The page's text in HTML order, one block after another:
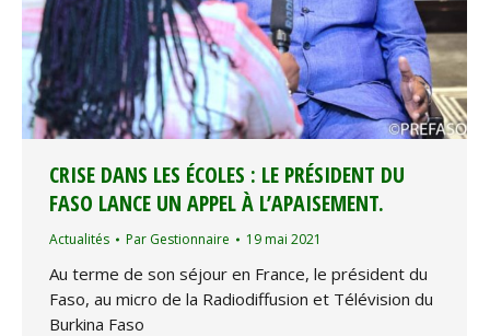
CRISE DANS LES ÉCOLES : LE PRÉSIDENT DU
FASO LANCE UN APPEL À L’APAISEMENT.
Actualités Par Gestionnaire 19 mai 2021
Au terme de son séjour en France, le président du
Faso, au micro de la Radiodiffusion et Télévision du
Burkina Faso